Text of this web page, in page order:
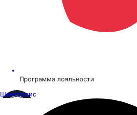
Программа лояльности
Шинсервис